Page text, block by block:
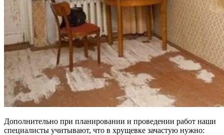
Дополнительно при планировании и проведении работ наши
специалисты учитывают, что в хрущевке зачастую нужно: